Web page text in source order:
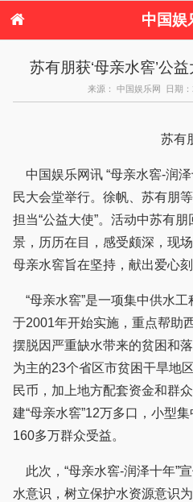
中国娱
港台娱乐
日本娱乐
音乐新闻
苏有朋获‘母亲水窖’公
来源： 中国娱乐网 日期
苏有
中国娱乐网讯 “母亲水窖-润泽
民大会堂举行。徐帆、苏有朋
担当“公益大使”。活动中苏有
景，历历在目，感受颇深，现
母亲水窖旨在坚持，献出爱心刻
“母亲水窖”是一项集中供水
于2001年开始实施，重点帮助
摆脱因严重缺水带来的贫困和
为主的23个省区市贫困干旱地
民币，加上地方配套资金和群
建“母亲水窖”12万多口，小型
160多万群众受益。
此次，“母亲水窖-润泽十年”
水意识，树立保护水资源意识